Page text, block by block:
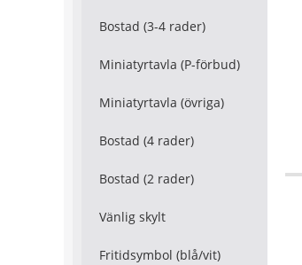
Bostad (3-4 rader)
Miniatyrtavla (P-förbud)
Miniatyrtavla (övriga)
Bostad (4 rader)
Bostad (2 rader)
Vänlig skylt
Fritidsymbol (blå/vit)